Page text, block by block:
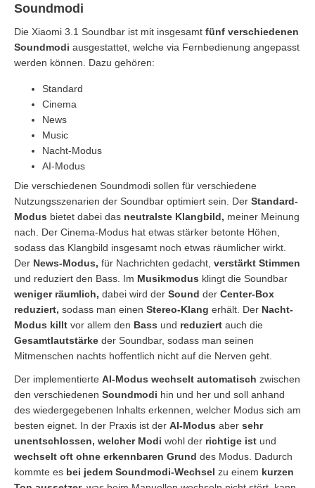
Soundmodi
Die Xiaomi 3.1 Soundbar ist mit insgesamt fünf verschiedenen
Soundmodi ausgestattet, welche via Fernbedienung angepasst
werden können. Dazu gehören:
Standard
Cinema
News
Music
Nacht-Modus
AI-Modus
Die verschiedenen Soundmodi sollen für verschiedene
Nutzungsszenarien der Soundbar optimiert sein. Der Standard-
Modus bietet dabei das neutralste Klangbild, meiner Meinung
nach. Der Cinema-Modus hat etwas stärker betonte Höhen,
sodass das Klangbild insgesamt noch etwas räumlicher wirkt.
Der News-Modus, für Nachrichten gedacht, verstärkt Stimmen
und reduziert den Bass. Im Musikmodus klingt die Soundbar
weniger räumlich, dabei wird der Sound der Center-Box
reduziert, sodass man einen Stereo-Klang erhält. Der Nacht-
Modus killt vor allem den Bass und reduziert auch die
Gesamtlautstärke der Soundbar, sodass man seinen
Mitmenschen nachts hoffentlich nicht auf die Nerven geht.
Der implementierte AI-Modus wechselt automatisch zwischen
den verschiedenen Soundmodi hin und her und soll anhand
des wiedergegebenen Inhalts erkennen, welcher Modus sich am
besten eignet. In der Praxis ist der AI-Modus aber sehr
unentschlossen, welcher Modi wohl der richtige ist und
wechselt oft ohne erkennbaren Grund des Modus. Dadurch
kommte es bei jedem Soundmodi-Wechsel zu einem kurzen